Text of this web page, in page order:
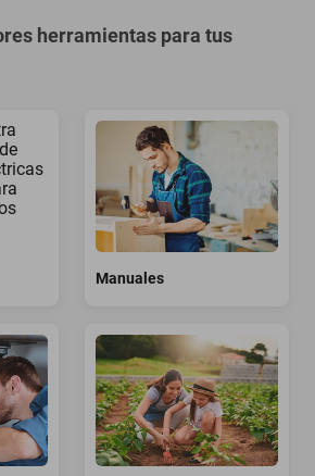
herramientas para tus
Manuales